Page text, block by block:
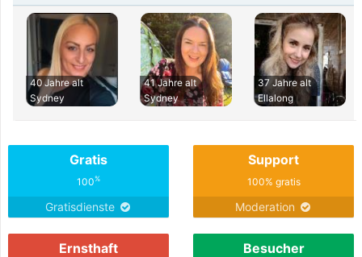
40 Jahre alt
Sydney
41 Jahre alt
Sydney
37 Jahre alt
Ellalong
Gratis
100%
Gratisdienste
Support
100% gratis
Moderation
Ernsthaft Besucher